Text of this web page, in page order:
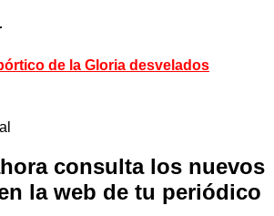
de la Gloria desvelados
consulta los nuevos
la web de tu periódico